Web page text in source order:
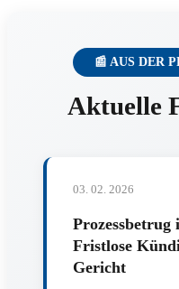
📰 AUS DER
Aktuelle
03. 02. 2026
Fristlose
Gericht